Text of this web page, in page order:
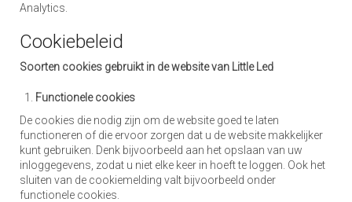
Analytics.
Cookiebeleid
Soorten cookies gebruikt in de website van Little Led
Functionele cookies
De cookies die nodig zijn om de website goed te laten
functioneren of die ervoor zorgen dat u de website makkelijker
kunt gebruiken. Denk bijvoorbeeld aan het opslaan van uw
inloggegevens, zodat u niet elke keer in hoeft te loggen. Ook het
sluiten van de cookiemelding valt bijvoorbeeld onder
functionele cookies.